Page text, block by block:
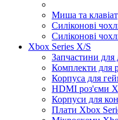
Миша та
Силіконові
Силіконові
Xbox Series X/S
Запчастини
Комплекти для
Корпуса для
HDMI роз'єми
Корпуси для
Плати Xbox